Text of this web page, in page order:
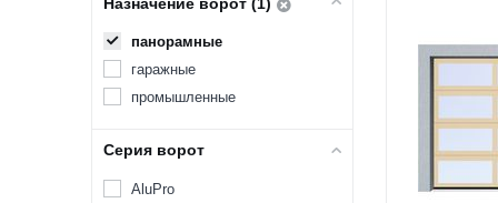
панорамные
гаражные
промышленные
Серия ворот
AluPro